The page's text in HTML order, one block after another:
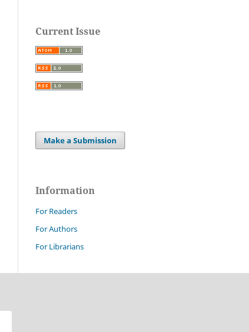
Current Issue
Make a Submission
Information
For Readers
For Authors
For Librarians